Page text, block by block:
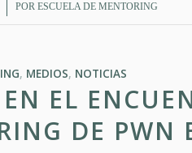
POR ESCUELA DE MENTORING
, MEDIOS, NOTICIAS
EL
DE PWN